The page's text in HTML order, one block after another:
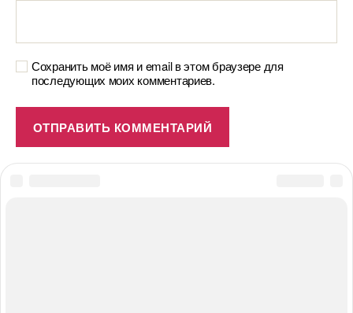
Сохранить моё имя и email в этом браузере для
последующих моих комментариев.